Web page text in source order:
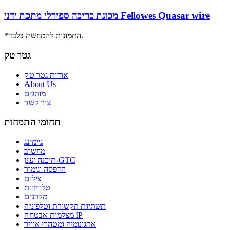
מכונת כריכה ספירלי מתכת ידני Fellowes Quasar wire
*התמונות להמחשה בלבד.
גטר טק
אודות גטר טק
About Us
מותגים
צור קשר
תחומי התמחות
גיימינג
מחשוב
תוכנה וענן-GTC
הדפסה וגימור
צילום
טלוויזיות
מקרנים
תשתיות תקשורת וטלפוניה
מצלמות אבטחה IP
ארגונומיה ומטהרי אוויר